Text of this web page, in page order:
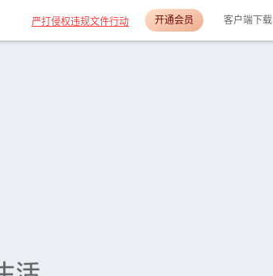
严打侵权违规文件行动 开通会员 客户端下载